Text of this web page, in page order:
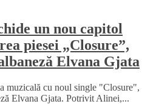
un nou capitol
piesei „Closure”,
Elvana Gjata
muzicală cu noul single "Closure",
Elvana Gjata. Potrivit Alinei,...